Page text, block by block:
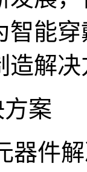
智能
造解
案
器件